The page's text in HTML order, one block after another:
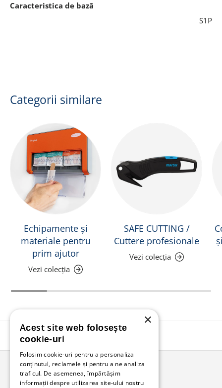
Caracteristica de bază
S1P
Categorii similare
Echipamente și
materiale pentru
prim ajutor
Vezi colecția
SAFE CUTTING /
Cuttere profesionale
Vezi colecția
Înapoi în sus
Bunzl Romania
×
Acest site web folosește
cookie-uri
Folosim cookie-uri pentru a personaliza
conținutul, reclamele și pentru a ne analiza
traficul. De asemenea, împărtășim
informații despre utilizarea site-ului nostru